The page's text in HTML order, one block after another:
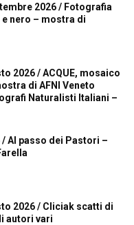
2026 / Fotografia
nero – mostra di
2026 / ACQUE, mosaico
di AFNI Veneto
Naturalisti Italiani –
/ Al passo dei Pastori –
2026 / Cliciak scatti di
autori vari